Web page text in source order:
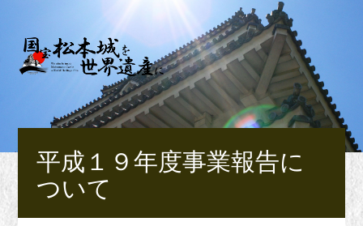
平成１９年度事業報告に
ついて